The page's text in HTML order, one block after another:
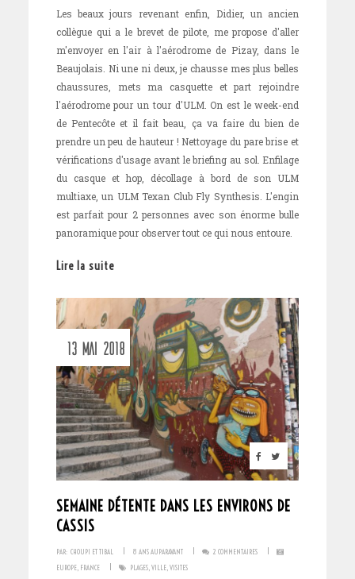
Les beaux jours revenant enfin, Didier, un ancien
collègue qui a le brevet de pilote, me propose d'aller
m'envoyer en l'air à l'aérodrome de Pizay, dans le
Beaujolais. Ni une ni deux, je chausse mes plus belles
chaussures, mets ma casquette et part rejoindre
l'aérodrome pour un tour d'ULM. On est le week-end
de Pentecôte et il fait beau, ça va faire du bien de
prendre un peu de hauteur ! Nettoyage du pare brise et
vérifications d'usage avant le briefing au sol. Enfilage
du casque et hop, décollage à bord de son ULM
multiaxe, un ULM Texan Club Fly Synthesis. L'engin
est parfait pour 2 personnes avec son énorme bulle
panoramique pour observer tout ce qui nous entoure.
Lire la suite
13 MAI 2018
SEMAINE DÉTENTE DANS LES ENVIRONS DE
CASSIS
PAR: CHOUPI ET TIBAL 8 ANS AUPARAVANT 2 COMMENTAIRES
EUROPE, FRANCE PLAGES, VILLE, VISITES